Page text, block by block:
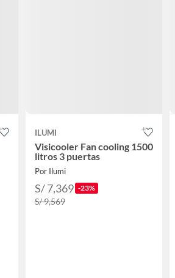
ILUMI
Visicooler Fan cooling 1500
litros 3 puertas
Por Ilumi
S/ 7,369 -23%
S/ 9,569